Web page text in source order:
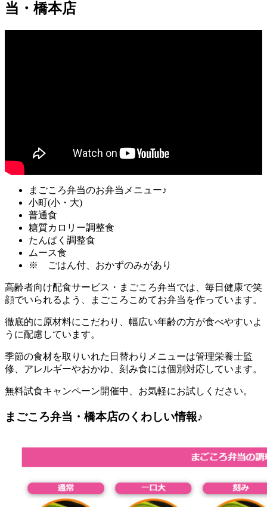
当・橋本店
まごころ弁当のお弁当メニュー♪
小町(小・大)
普通食
糖質カロリー調整食
たんぱく調整食
ムース食
※ ごはん付、おかずのみがあり
高齢者向け配食サービス・まごころ弁当では、毎日健康で笑
顔でいられるよう、まごころこめてお弁当を作っています。
徹底的に原材料にこだわり、幅広い年齢の方が食べやすいよ
うに配慮しています。
季節の食材を取りいれた日替わりメニューは管理栄養士監
修、アレルギーやおかゆ、刻み食には個別対応しています。
無料試食キャンペーン開催中、お気軽にお試しください。
まごころ弁当・橋本店のくわしい情報♪